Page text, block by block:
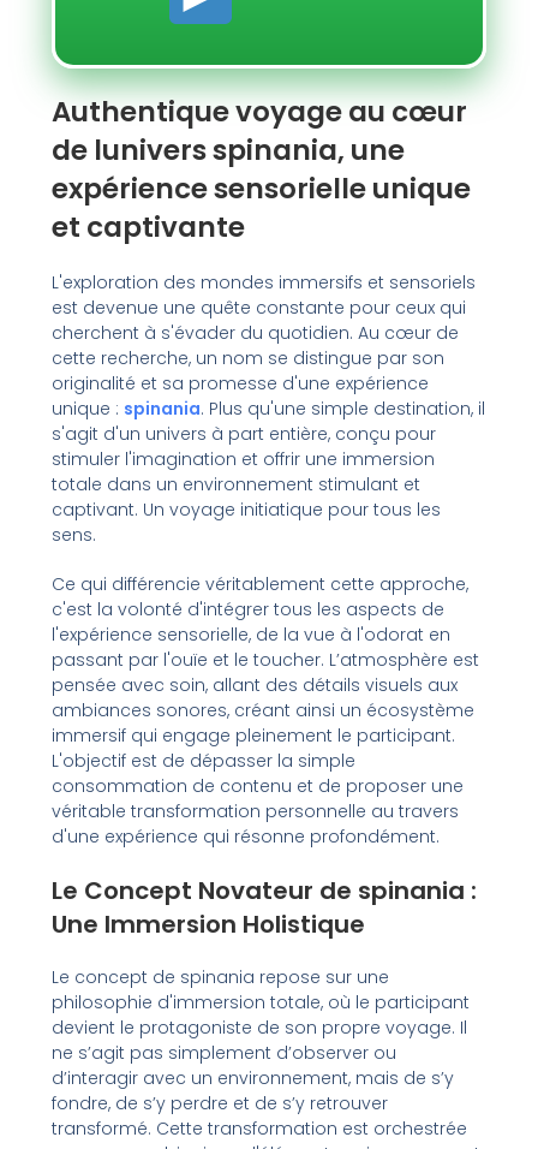
Authentique voyage au cœur
de lunivers spinania, une
expérience sensorielle unique
et captivante
L'exploration des mondes immersifs et sensoriels
est devenue une quête constante pour ceux qui
cherchent à s'évader du quotidien. Au cœur de
cette recherche, un nom se distingue par son
originalité et sa promesse d'une expérience
unique : spinania. Plus qu'une simple destination, il
s'agit d'un univers à part entière, conçu pour
stimuler l'imagination et offrir une immersion
totale dans un environnement stimulant et
captivant. Un voyage initiatique pour tous les
sens.
Ce qui différencie véritablement cette approche,
c'est la volonté d'intégrer tous les aspects de
l'expérience sensorielle, de la vue à l'odorat en
passant par l'ouïe et le toucher. L’atmosphère est
pensée avec soin, allant des détails visuels aux
ambiances sonores, créant ainsi un écosystème
immersif qui engage pleinement le participant.
L'objectif est de dépasser la simple
consommation de contenu et de proposer une
véritable transformation personnelle au travers
d'une expérience qui résonne profondément.
Le Concept Novateur de spinania :
Une Immersion Holistique
Le concept de spinania repose sur une
philosophie d'immersion totale, où le participant
devient le protagoniste de son propre voyage. Il
ne s’agit pas simplement d’observer ou
d’interagir avec un environnement, mais de s’y
fondre, de s’y perdre et de s’y retrouver
transformé. Cette transformation est orchestrée